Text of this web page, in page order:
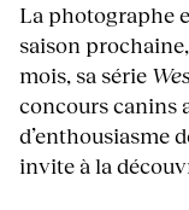
La photographe
saison
mois, sa série
concours canins
d’enthousiasme
invite à la